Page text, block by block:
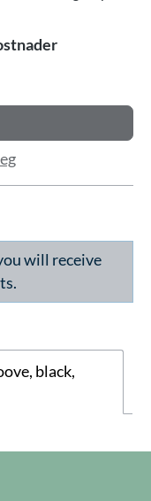
will receive
black,